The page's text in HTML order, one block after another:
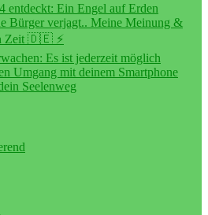
entdeckt: Ein Engel auf Erden
Bürger verjagt.. Meine Meinung &
Zeit 🇩🇪 ⚡️
Es ist jederzeit möglich
Umgang mit deinem Smartphone
Seelenweg